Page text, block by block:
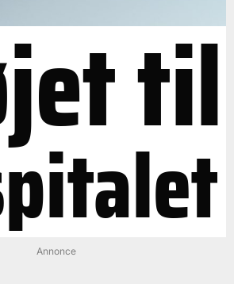
til
Annonce